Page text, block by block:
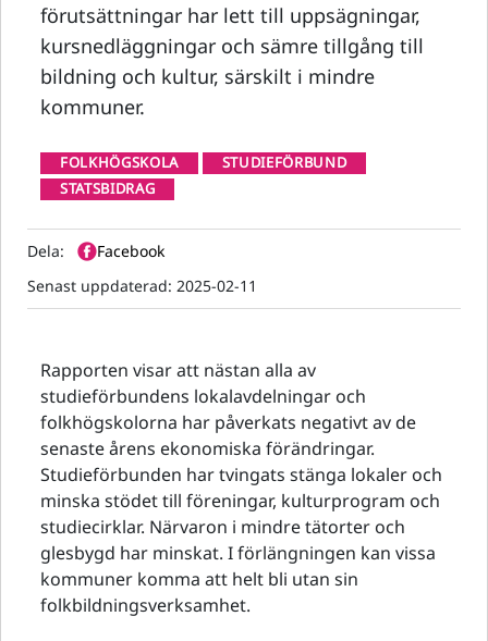
förutsättningar har lett till uppsägningar,
kursnedläggningar och sämre tillgång till
bildning och kultur, särskilt i mindre
kommuner.
FOLKHÖGSKOLA
STUDIEFÖRBUND
STATSBIDRAG
Dela:
Facebook
Senast uppdaterad: 2025-02-11
Rapporten visar att nästan alla av
studieförbundens lokalavdelningar och
folkhögskolorna har påverkats negativt av de
senaste årens ekonomiska förändringar.
Studieförbunden har tvingats stänga lokaler och
minska stödet till föreningar, kulturprogram och
studiecirklar. Närvaron i mindre tätorter och
glesbygd har minskat. I förlängningen kan vissa
kommuner komma att helt bli utan sin
folkbildningsverksamhet.